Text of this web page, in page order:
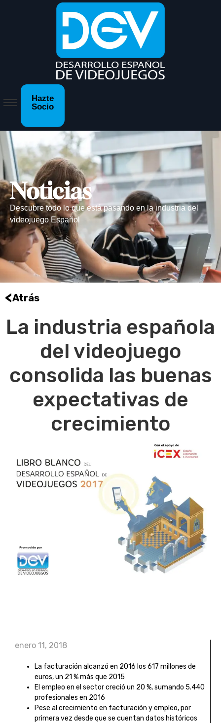
Hazte
Socio
Noticias
Descubre todo lo que está pasando en la industria del
videojuego Español
<Atrás
La industria española
del videojuego
consolida las buenas
expectativas de
crecimiento
enero 11, 2018
La facturación alcanzó en 2016 los 617 millones de
euros, un 21 % más que 2015
El empleo en el sector creció un 20 %, sumando 5.440
profesionales en 2016
Pese al crecimiento en facturación y empleo, por
primera vez desde que se cuentan datos históricos